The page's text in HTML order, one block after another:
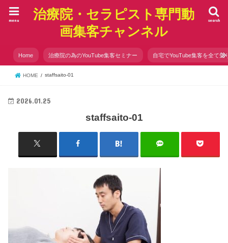
治療院・セラピスト専門動
画集客チャンネル
search
menu
Home 治療院の為のYouTube集客セミナー 自宅でYouTube集客を全て知
HOME staffsaito-01
2026.01.25
staffsaito-01